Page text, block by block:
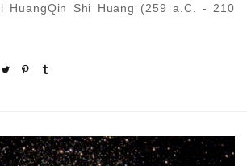
HuangQin Shi Huang (259 a.C. - 210